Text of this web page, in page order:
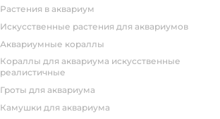
растения в аквариум
искусственные растения для аквариумов
аквариумные кораллы
кораллы для аквариума искусственные
реалистичные
гроты для аквариума
камушки для аквариума